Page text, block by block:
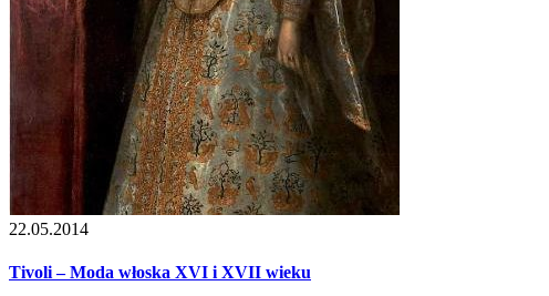
22.05.2014
Tivoli – Moda włoska XVI i XVII wieku